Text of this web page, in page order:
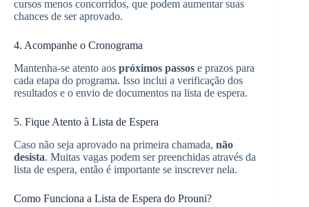
cursos menos concorridos, que podem aumentar suas
chances de ser aprovado.
4. Acompanhe o Cronograma
Mantenha-se atento aos próximos passos e prazos para
cada etapa do programa. Isso inclui a verificação dos
resultados e o envio de documentos na lista de espera.
5. Fique Atento à Lista de Espera
Caso não seja aprovado na primeira chamada, não
desista. Muitas vagas podem ser preenchidas através da
lista de espera, então é importante se inscrever nela.
Como Funciona a Lista de Espera do Prouni?